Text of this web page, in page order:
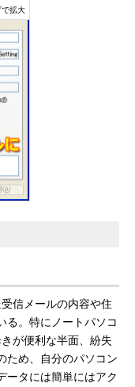
信メールの内容や住
る。特にノートパソコ
が便利な半面、紛失
ため、自分のパソコン
ータには簡単にはアク